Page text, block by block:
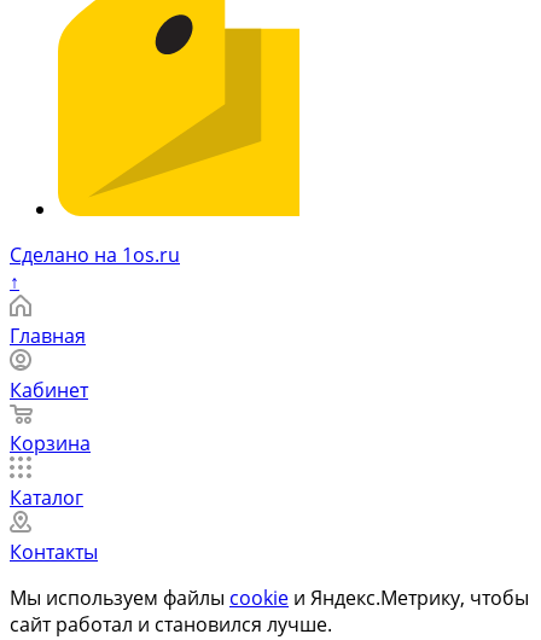
Сделано на 1os.ru
↑
Главная
Кабинет
Корзина
Каталог
Контакты
Мы используем файлы cookie и Яндекс.Метрику, чтобы
сайт работал и становился лучше.